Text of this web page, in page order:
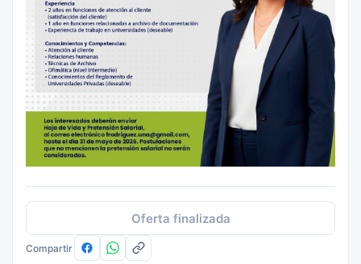
Oferta finalizada
Compartir